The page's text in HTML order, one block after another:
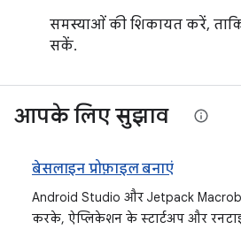
समस्याओं की शिकायत करें,
सकें.
आपके लिए सुझाव
बेसलाइन प्रोफ़ाइल बनाएं
Android Studio और Jetpack
करके, ऐप्लिकेशन के स्टार्टअप और